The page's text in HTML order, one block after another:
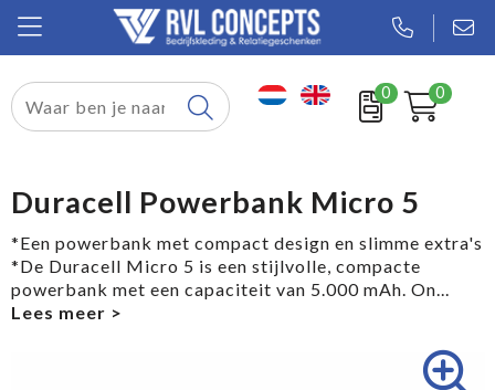
0 0
Relatiegeschenken
Sport
Duracell Powerbank Micro 5
*Een powerbank met compact design en slimme extra's
*De Duracell Micro 5 is een stijlvolle, compacte
powerbank met een capaciteit van 5.000 mAh. On...